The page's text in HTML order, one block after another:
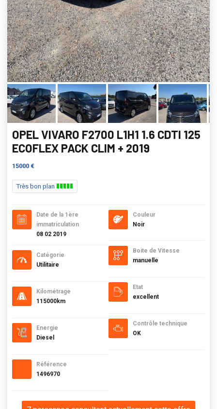
OPEL VIVARO F2700 L1H1 1.6 CDTI 125
ECOFLEX PACK CLIM + 2019
15000 €
Très bon plan
Date de la 1ère
immatriculation
08 02 2019
Catégorie
Utilitaire
Kilométrage
115000km
Energie
Diesel
Référence
1496970
Couleur
Noir
Boite de Vitesse
manuelle
Etat
excellent
Contrôle technique
OK